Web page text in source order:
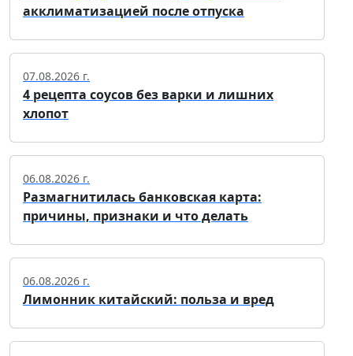
акклиматизацией после отпуска
07.08.2026 г.
4 рецепта соусов без варки и лишних
хлопот
06.08.2026 г.
Размагнитилась банковская карта:
причины, признаки и что делать
06.08.2026 г.
Лимонник китайский: польза и вред